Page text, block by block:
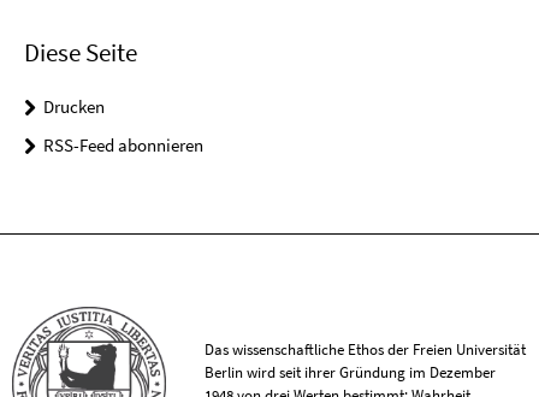
Diese Seite
Drucken
RSS-Feed abonnieren
Das wissenschaftliche Ethos der Freien Universität
Berlin wird seit ihrer Gründung im Dezember